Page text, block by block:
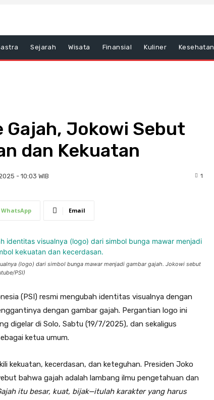
Sejarah Wisata Finansial Kuliner Kesehatan
Gajah, Jokowi Sebut
dan Kekuatan
- 10:03 WIB 1
WhatsApp Email
(logo) dari simbol bunga mawar menjadi gambar gajah. Jokowi sebut
PSI)
(PSI) resmi mengubah identitas visualnya dengan
dengan gambar gajah. Pergantian logo ini
digelar di Solo, Sabtu (19/7/2025), dan sekaligus
ketua umum.
kekuatan, kecerdasan, dan keteguhan. Presiden Joko
bahwa gajah adalah lambang ilmu pengetahuan dan
itu besar, kuat, bijak—itulah karakter yang harus